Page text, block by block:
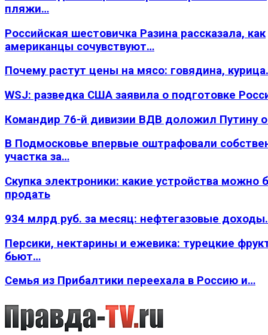
пляжи…
Российская шестовичка Разина рассказала, как
американцы сочувствуют…
Почему растут цены на мясо: говядина,
WSJ: разведка США заявила о подготовке
Командир 76-й дивизии ВДВ доложил Путину
В Подмосковье впервые оштрафовали
участка за…
Скупка электроники: какие устройства можно
продать
934 млрд руб. за месяц: нефтегазовые
Персики, нектарины и ежевика: турецкие
бьют…
Семья из Прибалтики переехала в Россию и…